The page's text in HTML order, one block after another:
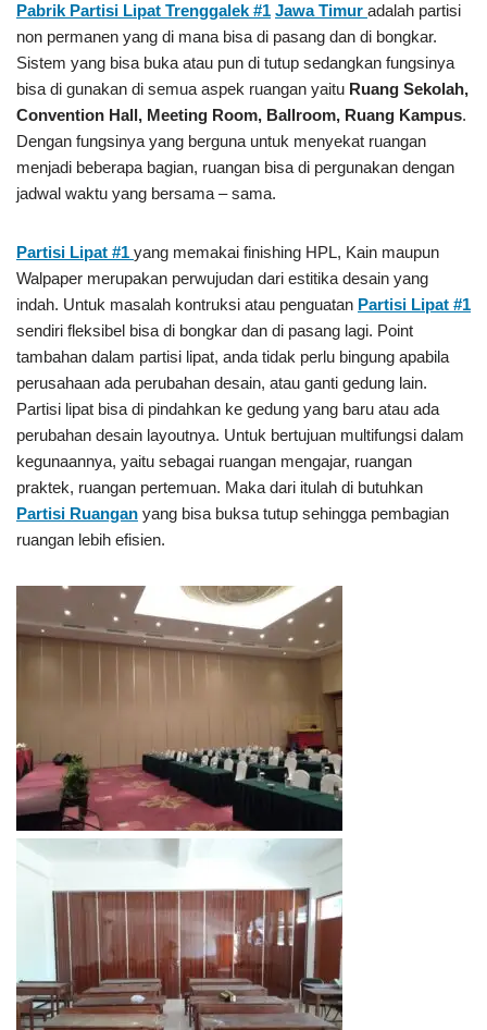
Pabrik Partisi Lipat Trenggalek #1 Jawa Timur adalah partisi
non permanen yang di mana bisa di pasang dan di bongkar.
Sistem yang bisa buka atau pun di tutup sedangkan fungsinya
bisa di gunakan di semua aspek ruangan yaitu Ruang Sekolah,
Convention Hall, Meeting Room, Ballroom, Ruang Kampus.
Dengan fungsinya yang berguna untuk menyekat ruangan
menjadi beberapa bagian, ruangan bisa di pergunakan dengan
jadwal waktu yang bersama – sama.
Partisi Lipat #1 yang memakai finishing HPL, Kain maupun
Walpaper merupakan perwujudan dari estitika desain yang
indah. Untuk masalah kontruksi atau penguatan Partisi Lipat #1
sendiri fleksibel bisa di bongkar dan di pasang lagi. Point
tambahan dalam partisi lipat, anda tidak perlu bingung apabila
perusahaan ada perubahan desain, atau ganti gedung lain.
Partisi lipat bisa di pindahkan ke gedung yang baru atau ada
perubahan desain layoutnya. Untuk bertujuan multifungsi dalam
kegunaannya, yaitu sebagai ruangan mengajar, ruangan
praktek, ruangan pertemuan. Maka dari itulah di butuhkan
Partisi Ruangan yang bisa buksa tutup sehingga pembagian
ruangan lebih efisien.